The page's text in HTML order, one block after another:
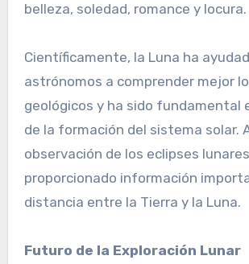
belleza, soledad, romance y locura.
Científicamente, la Luna ha
astrónomos a comprender mejor
geológicos y ha sido fundamental
de la formación del sistema solar.
observación de los eclipses
proporcionado información
distancia entre la Tierra y la Luna.
Futuro de la Exploración Lunar